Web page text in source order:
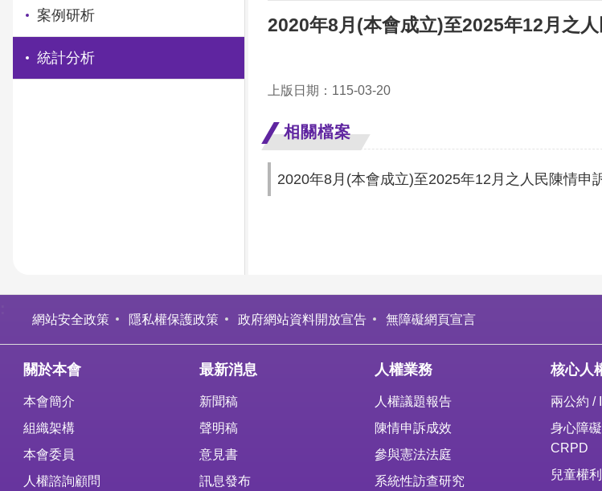
案例研析
統計分析
2020年8月(本會成立)至2025年12月之
上版日期：115-03-20
相關檔案
2020年8月(本會成立)至2025年12月之人民陳情申
網站安全政策 隱私權保護政策 政府網站資料開放宣告 無障礙網頁宣言
關於本會
本會簡介
組織架構
本會委員
人權諮詢顧問
最新消息
新聞稿
聲明稿
意見書
訊息發布
人權業務
人權議題報告
陳情申訴成效
參與憲法法庭
系統性訪查研究
核心人
兩公約 /
身心障
CRPD
兒童權